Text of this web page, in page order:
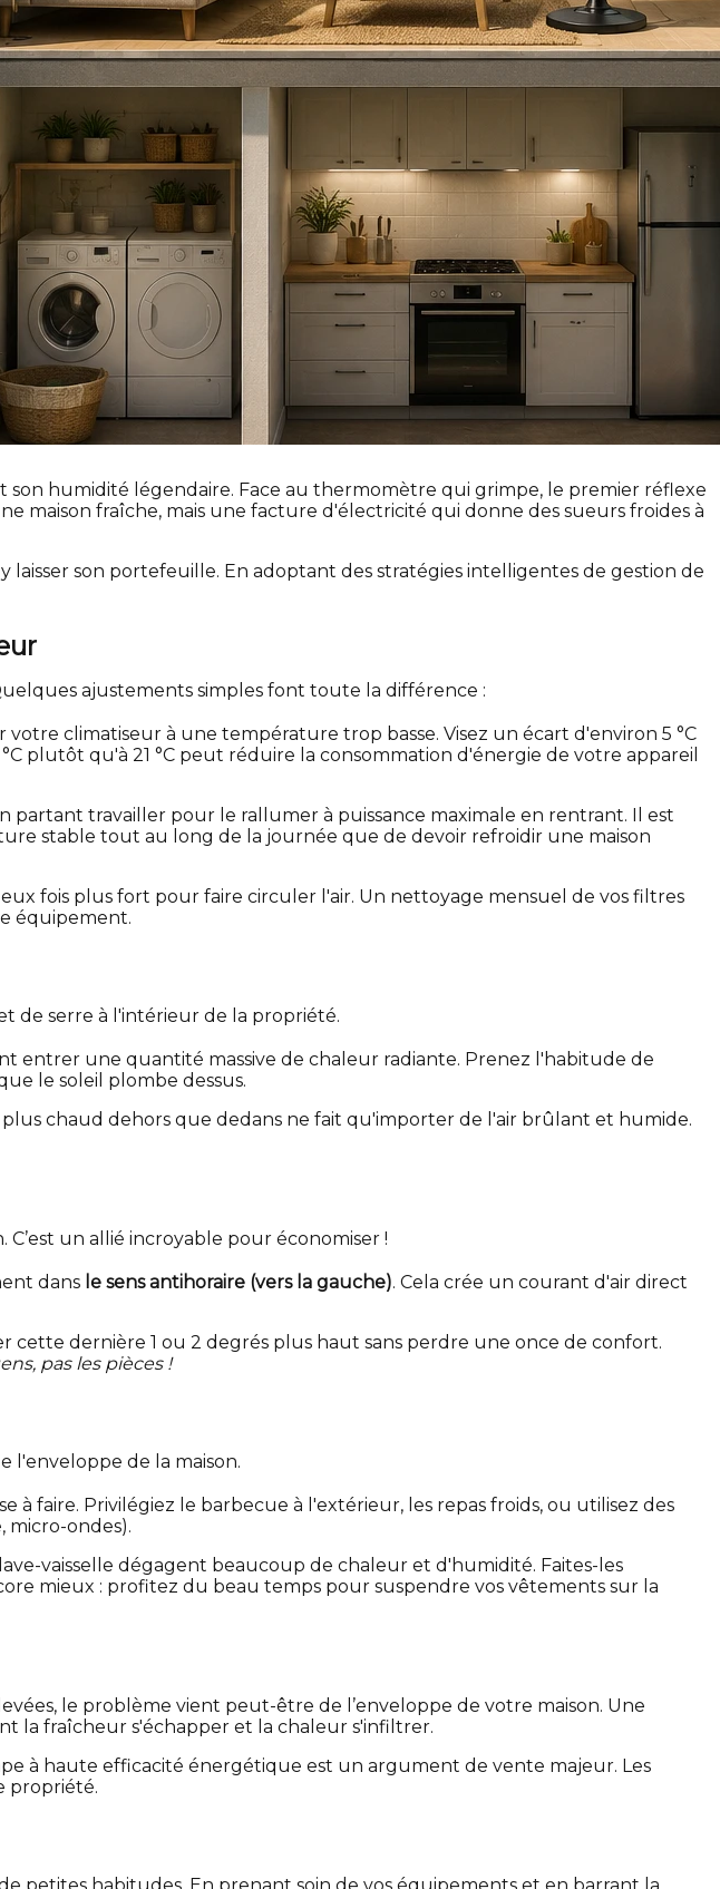
son humidité légendaire. Face au thermomètre qui grimpe, le premier réflexe
maison fraîche, mais une facture d'électricité qui donne des sueurs froides à
son portefeuille. En adoptant des stratégies intelligentes de gestion de
ajustements simples font toute la différence :
climatiseur à une température trop basse. Visez un écart d'environ 5 °C
plutôt qu'à 21 °C peut réduire la consommation d'énergie de votre appareil
partant travailler pour le rallumer à puissance maximale en rentrant. Il est
stable tout au long de la journée que de devoir refroidir une maison
fois plus fort pour faire circuler l'air. Un nettoyage mensuel de vos filtres
équipement.
de serre à l'intérieur de la propriété.
entrer une quantité massive de chaleur radiante. Prenez l'habitude de
le soleil plombe dessus.
chaud dehors que dedans ne fait qu'importer de l'air brûlant et humide.
un allié incroyable pour économiser !
dans le sens antihoraire (vers la gauche). Cela crée un courant d'air direct
dernière 1 ou 2 degrés plus haut sans perdre une once de confort.
pas les pièces !
l'enveloppe de la maison.
à faire. Privilégiez le barbecue à l'extérieur, les repas froids, ou utilisez des
micro-ondes).
vaisselle dégagent beaucoup de chaleur et d'humidité. Faites-les
mieux : profitez du beau temps pour suspendre vos vêtements sur la
le problème vient peut-être de l’enveloppe de votre maison. Une
la fraîcheur s'échapper et la chaleur s'infiltrer.
à haute efficacité énergétique est un argument de vente majeur. Les
propriété.